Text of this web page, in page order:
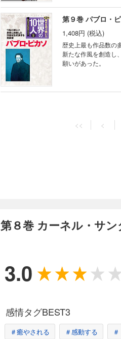
第９巻 パブロ・
1,408円 (税込)
歴史上最も作品数の
新たな作風を創造し
願いがあった。
<< <
第８巻 カーネル・サ
3.0
感情タグBEST3
＃癒やされる ＃感動する